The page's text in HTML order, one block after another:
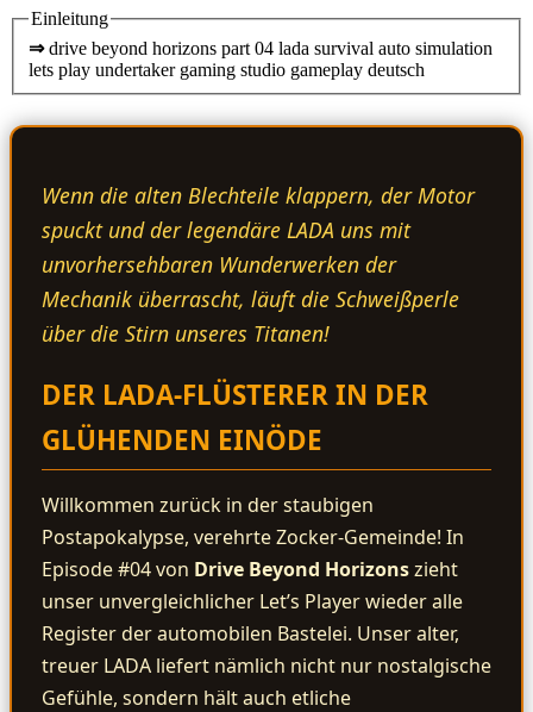
Einleitung
⇒drive beyond horizons part 04 lada survival auto simulation
lets play undertaker gaming studio gameplay deutsch
Wenn die alten Blechteile klappern, der Motor
spuckt und der legendäre LADA uns mit
unvorhersehbaren Wunderwerken der
Mechanik überrascht, läuft die Schweißperle
über die Stirn unseres Titanen!
DER LADA-FLÜSTERER IN DER
GLÜHENDEN EINÖDE
Willkommen zurück in der staubigen
Postapokalypse, verehrte Zocker-Gemeinde! In
Episode #04 von Drive Beyond Horizonszieht
unser unvergleichlicher Let’s Player wieder alle
Register der automobilen Bastelei. Unser alter,
treuer LADA liefert nämlich nicht nur nostalgische
Gefühle, sondern hält auch etliche